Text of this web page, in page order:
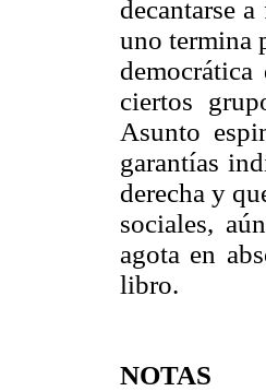
decantarse
uno termina
ciertos
Asunto
garantías
derecha y
sociales,
agota en
libro.
NOTAS